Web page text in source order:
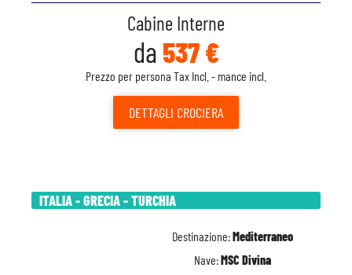
Cabine Interne
da 537 €
Prezzo per persona Tax Incl. - mance incl.
DETTAGLI CROCIERA
ITALIA - GRECIA - TURCHIA
Destinazione:Mediterraneo
Nave:MSC Divina